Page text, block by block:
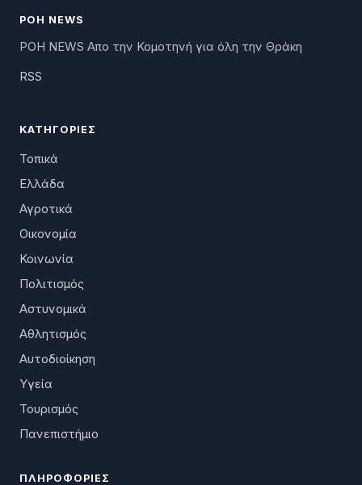
ΡΟΗ NEWS
ΡΟΗ NEWS Απο την Κομοτηνή για όλη την Θράκη
RSS
ΚΑΤΗΓΟΡΊΕΣ
Τοπικά
Ελλάδα
Αγροτικά
Οικονομία
Κοινωνία
Πολιτισμός
Αστυνομικά
Αθλητισμός
Αυτοδιοίκηση
Υγεία
Τουρισμός
Πανεπιστήμιο
ΠΛΗΡΟΦΟΡΊΕΣ